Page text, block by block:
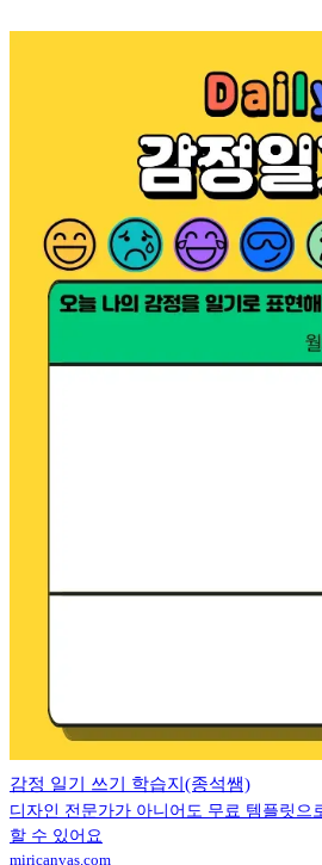
감정 일기 쓰기 학습지(종석쌤)
디자인 전문가가 아니어도 무료 템플릿으
할 수 있어요
miricanvas.com